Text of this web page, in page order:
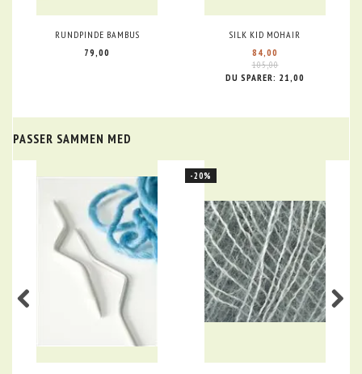
RUNDPINDE BAMBUS
79,00
SILK KID MOHAIR
84,00
105,00
DU SPARER: 21,00
PASSER SAMMEN MED
-20%